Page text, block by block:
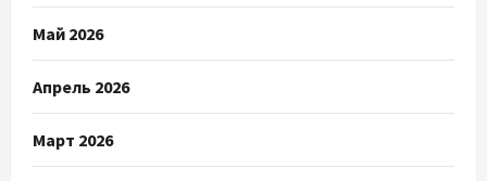
Май 2026
Апрель 2026
Март 2026